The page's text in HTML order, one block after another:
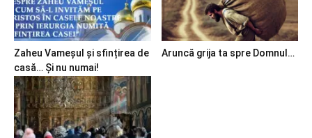
Zaheu Vameșul și sfințirea de
casă… Și nu numai!
Aruncă grija ta spre Domnul…